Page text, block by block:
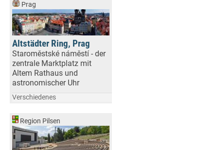
Prag
Altstädter Ring, Prag
Staroměstské náměstí - der
zentrale Marktplatz mit
Altem Rathaus und
astronomischer Uhr
Verschiedenes
Region Pilsen